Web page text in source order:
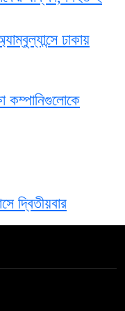
ঢাকায়
কম্পানিগুলোকে
দ্বিতীয়বার